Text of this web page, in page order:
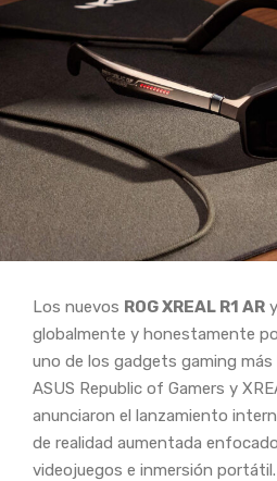
Los nuevos ROG XREAL R1 AR
globalmente y honestamente
uno de los gadgets gaming
ASUS Republic of Gamers y
anunciaron el lanzamiento
de realidad aumentada
videojuegos e inmersión portátil.